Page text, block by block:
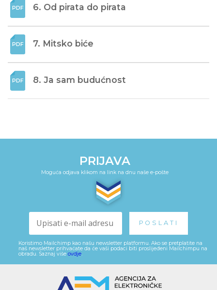
6. Od pirata do pirata
7. Mitsko biće
8. Ja sam budućnost
PRIJAVA
Moguća odjava klikom na link na dnu naše e-pošte
Koristimo Mailchimp kao našu newsletter platformu. Ako se pretplatite na
naš newsletter prihvaćate da će vaši podaci biti proslijeđeni Mailchimpu na
obradu. Saznaj više ovdje